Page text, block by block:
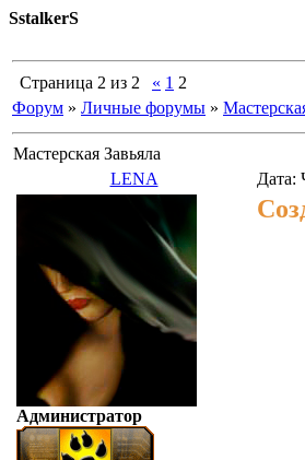
SstalkerS
Страница 2 из 2 « 1 2
Форум » Личные форумы »
Мастерская Завьяла
LENA
Дата:
Администратор